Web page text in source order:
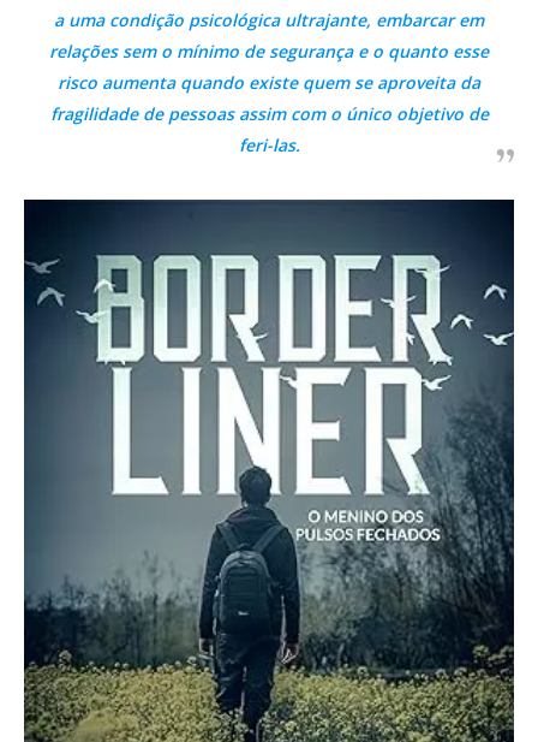
a uma condição psicológica ultrajante, embarcar em
relações sem o mínimo de segurança e o quanto esse
risco aumenta quando existe quem se aproveita da
fragilidade de pessoas assim com o único objetivo de
feri-las.